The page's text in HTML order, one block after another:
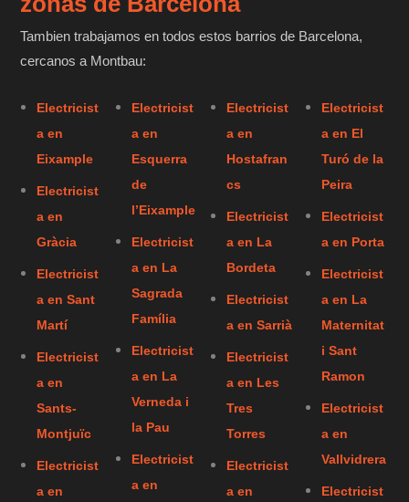
Tambien trabajamos en todos estos barrios de Barcelona,
cercanos a Montbau:
Electricist
a en
Eixample
Electricist
a en
Gràcia
Electricist
a en Sant
Martí
Electricist
a en
Sants-
Montjuïc
Electricist
a en
Electricist
a en
Esquerra
de
l’Eixample
Electricist
a en La
Sagrada
Família
Electricist
a en La
Verneda i
la Pau
Electricist
a en
Electricist
a en
Hostafran
cs
Electricist
a en La
Bordeta
Electricist
a en Sarrià
Electricist
a en Les
Tres
Torres
Electricist
a en
Electricist
a en El
Turó de la
Peira
Electricist
a en Porta
Electricist
a en La
Maternitat
i Sant
Ramon
Electricist
a en
Vallvidrera
Electricist